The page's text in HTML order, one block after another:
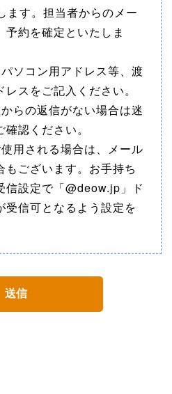
ます。担当者からのメー
約を確定といたしま
ソコン用アドレス等、渡
スをご記入ください。
らの返信がない場合は迷
認ください。
用される場合は、メール
もございます。お手持ち
信設定で「@deow.jp」ド
受信可となるよう設定を